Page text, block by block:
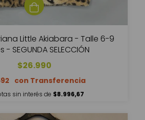
Little Akiabara - Talle 6-9
- SEGUNDA SELECCIÓN
$26.990
sin interés de $8.996,67